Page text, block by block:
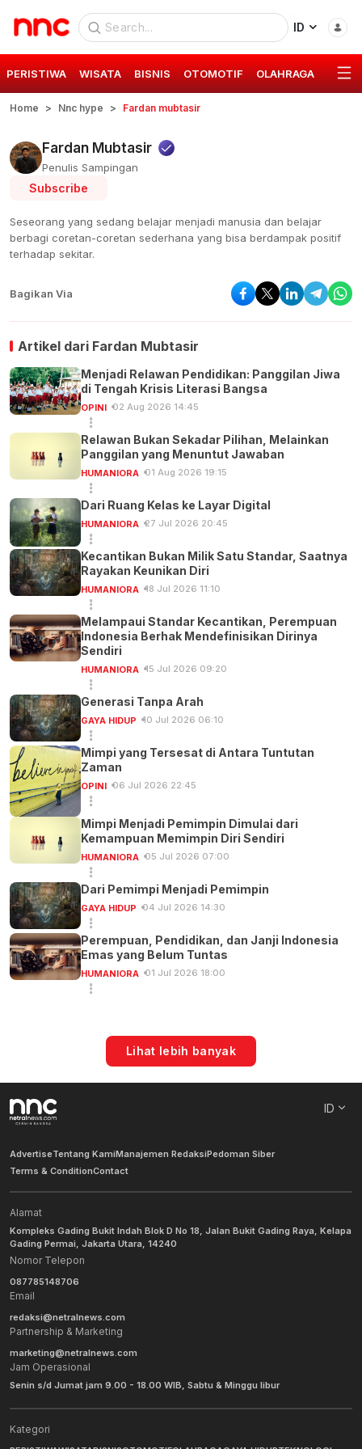
ID
PERISTIWA WISATA BISNIS OTOMOTIF OLAHRAGA GAYA
Home Nnc hype Fardan mubtasir
Fardan Mubtasir
Penulis Sampingan
Subscribe
Seseorang yang sedang belajar menjadi manusia dan belajar
berbagi coretan-coretan sederhana yang bisa berdampak positif
terhadap sekitar.
Bagikan Via
Artikel dari Fardan Mubtasir
Menjadi Relawan Pendidikan: Panggilan Jiwa
di Tengah Krisis Literasi Bangsa
OPINI 02 Aug 2026 14:45
Relawan Bukan Sekadar Pilihan, Melainkan
Panggilan yang Menuntut Jawaban
HUMANIORA 01 Aug 2026 19:15
Dari Ruang Kelas ke Layar Digital
HUMANIORA 27 Jul 2026 20:45
Kecantikan Bukan Milik Satu Standar, Saatnya
Rayakan Keunikan Diri
HUMANIORA 18 Jul 2026 11:10
Melampaui Standar Kecantikan, Perempuan
Indonesia Berhak Mendefinisikan Dirinya
Sendiri
HUMANIORA 15 Jul 2026 09:20
Generasi Tanpa Arah
GAYA HIDUP 10 Jul 2026 06:10
Mimpi yang Tersesat di Antara Tuntutan
Zaman
OPINI 06 Jul 2026 22:45
Mimpi Menjadi Pemimpin Dimulai dari
Kemampuan Memimpin Diri Sendiri
HUMANIORA 05 Jul 2026 07:00
Dari Pemimpi Menjadi Pemimpin
GAYA HIDUP 04 Jul 2026 14:30
Perempuan, Pendidikan, dan Janji Indonesia
Emas yang Belum Tuntas
HUMANIORA 01 Jul 2026 18:00
Lihat lebih banyak
ID
AdvertiseTentang KamiManajemen RedaksiPedoman Siber
Terms & ConditionContact
Alamat
Kompleks Gading Bukit Indah Blok D No 18, Jalan Bukit Gading Raya, Kelapa
Gading Permai, Jakarta Utara, 14240
Nomor Telepon
087785148706
Email
redaksi@netralnews.com
Partnership & Marketing
marketing@netralnews.com
Jam Operasional
Senin s/d Jumat jam 9.00 - 18.00 WIB, Sabtu & Minggu libur
Kategori